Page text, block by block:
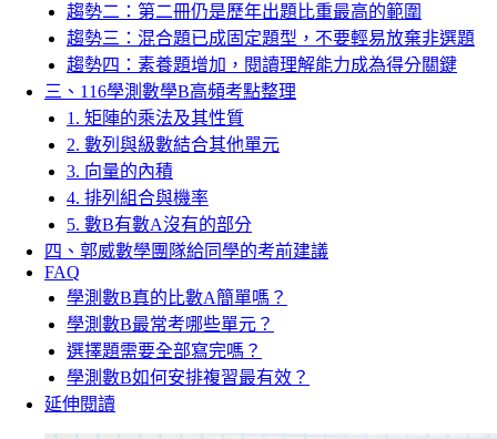
趨勢二：第二冊仍是歷年出題比重最高的範圍
趨勢三：混合題已成固定題型，不要輕易放棄非選題
趨勢四：素養題增加，閱讀理解能力成為得分關鍵
三、116學測數學B高頻考點整理
1. 矩陣的乘法及其性質
2. 數列與級數結合其他單元
3. 向量的內積
4. 排列組合與機率
5. 數B有數A沒有的部分
四、郭威數學團隊給同學的考前建議
FAQ
學測數B真的比數A簡單嗎？
學測數B最常考哪些單元？
選擇題需要全部寫完嗎？
學測數B如何安排複習最有效？
延伸閱讀